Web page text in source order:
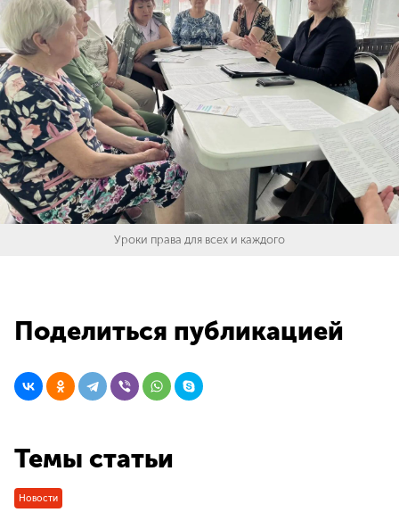
Уроки права для всех и каждого
Поделиться публикацией
Темы статьи
Новости